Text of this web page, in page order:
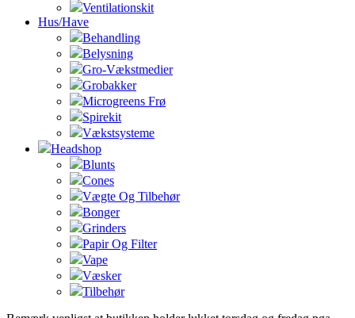
Ventilationskit
Hus/Have
Behandling
Belysning
Gro-Vækstmedier
Grobakker
Microgreens Frø
Spirekit
Vækstsysteme
Headshop
Blunts
Cones
Vægte Og Tilbehør
Bonger
Grinders
Papir Og Filter
Vape
Væsker
Tilbehør